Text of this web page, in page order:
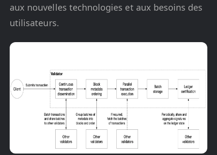
aux nouvelles technologies et aux besoins des
utilisateurs.